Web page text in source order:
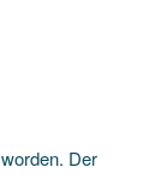
Der